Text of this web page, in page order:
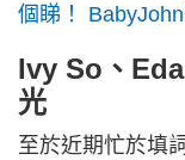
個睇！
Ivy So、
光
至於近期忙於填